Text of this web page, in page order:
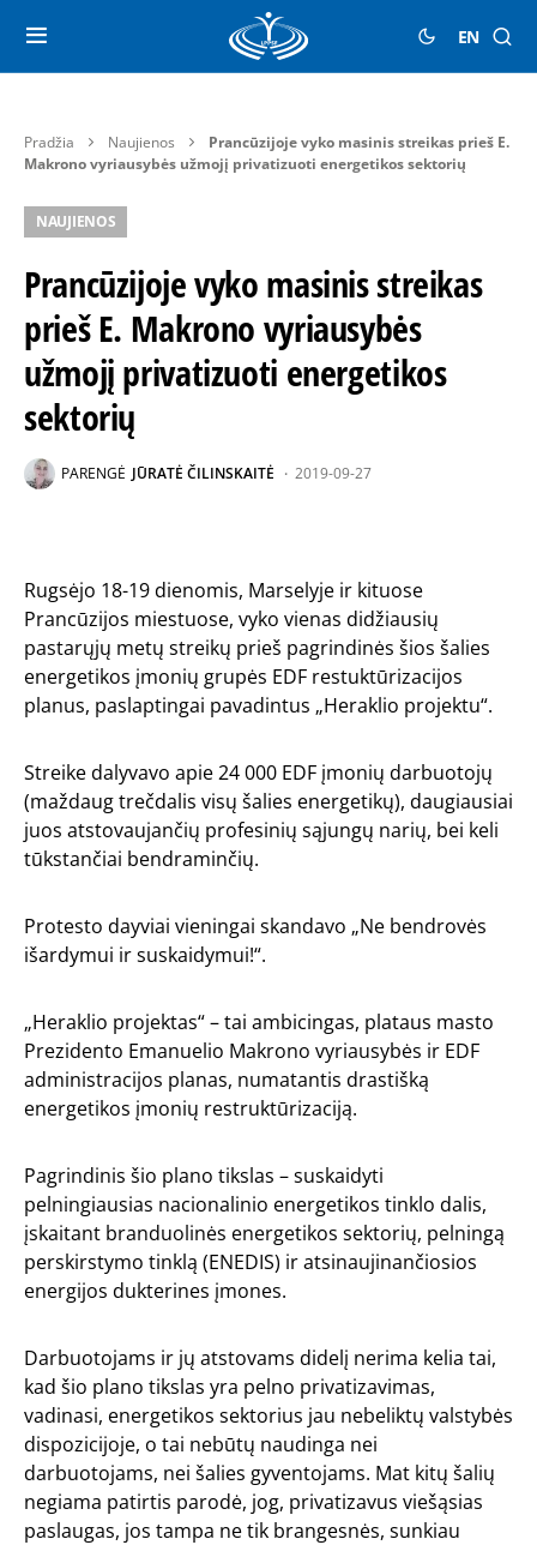
EN
Pradžia Naujienos
Prancūzijoje vyko masinis streikas prieš E.
Makrono vyriausybės užmojį privatizuoti energetikos sektorių
NAUJIENOS
Prancūzijoje vyko masinis streikas
prieš E. Makrono vyriausybės
užmojį privatizuoti energetikos
sektorių
PARENGĖ JŪRATĖ ČILINSKAITĖ 2019-09-27
Rugsėjo 18-19 dienomis, Marselyje ir kituose
Prancūzijos miestuose, vyko vienas didžiausių
pastarųjų metų streikų prieš pagrindinės šios šalies
energetikos įmonių grupės EDF restuktūrizacijos
planus, paslaptingai pavadintus „Heraklio projektu“.
Streike dalyvavo apie 24 000 EDF įmonių darbuotojų
(maždaug trečdalis visų šalies energetikų), daugiausiai
juos atstovaujančių profesinių sąjungų narių, bei keli
tūkstančiai bendraminčių.
Protesto dayviai vieningai skandavo „Ne bendrovės
išardymui ir suskaidymui!“.
„Heraklio projektas“ – tai ambicingas, plataus masto
Prezidento Emanuelio Makrono vyriausybės ir EDF
administracijos planas, numatantis drastišką
energetikos įmonių restruktūrizaciją.
Pagrindinis šio plano tikslas – suskaidyti
pelningiausias nacionalinio energetikos tinklo dalis,
įskaitant branduolinės energetikos sektorių, pelningą
perskirstymo tinklą (ENEDIS) ir atsinaujinančiosios
energijos dukterines įmones.
Darbuotojams ir jų atstovams didelį nerima kelia tai,
kad šio plano tikslas yra pelno privatizavimas,
vadinasi, energetikos sektorius jau nebeliktų valstybės
dispozicijoje, o tai nebūtų naudinga nei
darbuotojams, nei šalies gyventojams. Mat kitų šalių
negiama patirtis parodė, jog, privatizavus viešąsias
paslaugas, jos tampa ne tik brangesnės, sunkiau